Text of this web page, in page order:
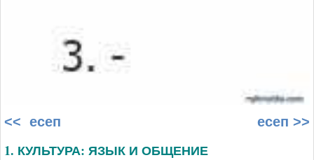
<< есеп есеп >>
1. КУЛЬТУРА: ЯЗЫК И ОБЩЕНИЕ